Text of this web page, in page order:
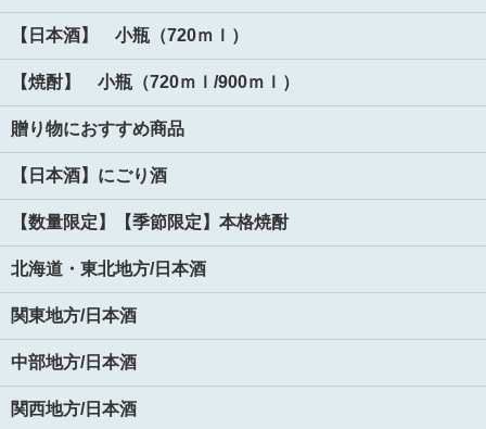
【日本酒】 小瓶（720ｍｌ）
【焼酎】 小瓶（720ｍｌ/900ｍｌ）
贈り物におすすめ商品
【日本酒】にごり酒
【数量限定】【季節限定】本格焼酎
北海道・東北地方/日本酒
関東地方/日本酒
中部地方/日本酒
関西地方/日本酒